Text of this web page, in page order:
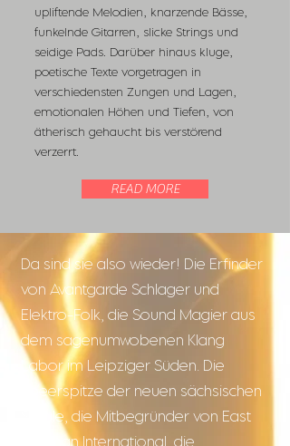
upliftende Melodien, knarzende Bässe,
funkelnde Gitarren, slicke Strings und
seidige Pads. Darüber hinaus kluge,
poetische Texte vorgetragen in
verschiedensten Zungen und Lagen,
emotionalen Höhen und Tiefen, von
ätherisch gehaucht bis verstörend
verzerrt.
READ MORE
Da sind sie also wieder! Die Erfinder
von Avantgarde Schlager und
Elektro-Folk, die Sound Magier aus
dem sagenumwobenen Klang
Labor im Leipziger Süden. Die
Speerspitze der neuen sächsischen
Schule, die Mitbegründer von East
German International, die